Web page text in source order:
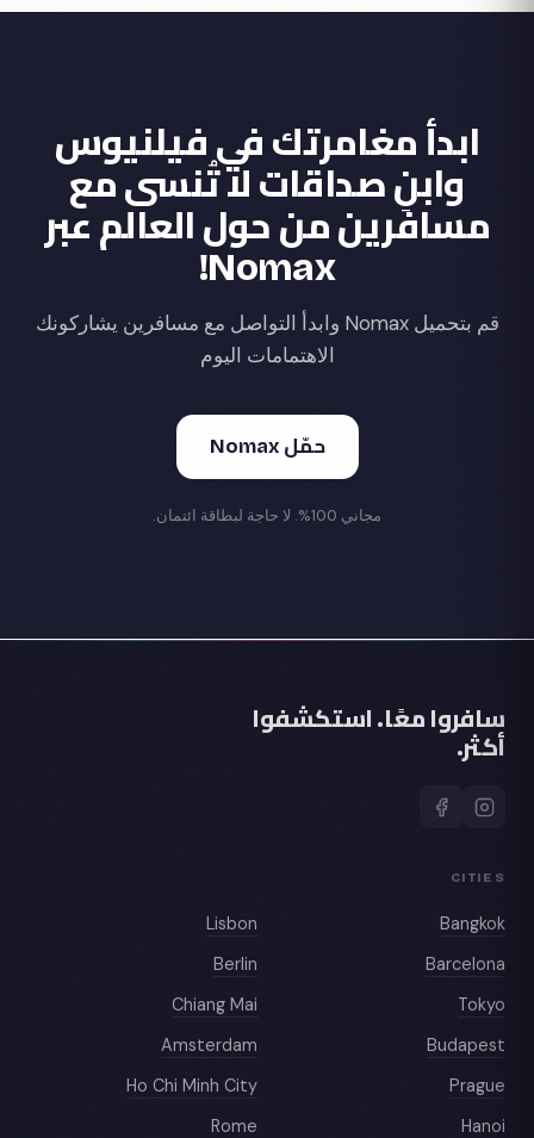
ابدأ مغامرتك في فيلنيوس
وابنِ صداقات لا تُنسى مع
مسافرين من حول العالم عبر
Nomax!
قم بتحميل Nomax وابدأ التواصل مع مسافرين يشاركونك
الاهتمامات اليوم
حمّل Nomax
مجاني 100%. لا حاجة لبطاقة ائتمان.
سافروا معًا. استكشفوا
أكثر.
CITIES
Bangkok
Lisbon
Barcelona
Berlin
Tokyo
Chiang Mai
Budapest
Amsterdam
Prague
Ho Chi Minh City
Hanoi
Rome